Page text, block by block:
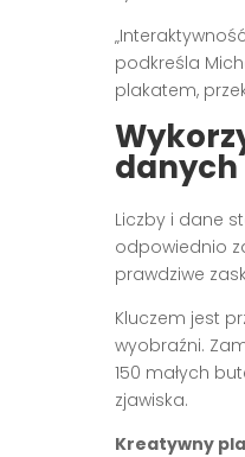
podkreśla
plakatem,
danych
Liczby i dane
odpowiednio
prawdziwe
Kluczem jest
wyobraźni.
150 małych
zjawiska.
Kreatywny